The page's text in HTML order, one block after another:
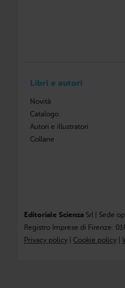
Libri e autori
Novità
Catalogo
Autori e illustratori
Collane
Editoriale Scienza Srl | Sede
Registro Imprese di Firenze:
Privacy policy
Cookie policy